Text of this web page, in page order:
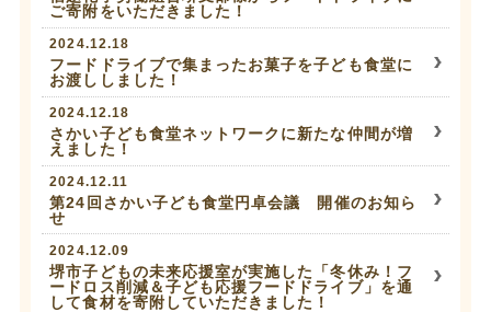
ご寄附をいただきました！
2024.12.18
フードドライブで集まったお菓子を子ども食堂に
お渡ししました！
2024.12.18
さかい子ども食堂ネットワークに新たな仲間が増
えました！
2024.12.11
第24回さかい子ども食堂円卓会議 開催のお知ら
せ
2024.12.09
堺市子どもの未来応援室が実施した「冬休み！フ
ードロス削減＆子ども応援フードドライブ」を通
して食材を寄附していただきました！